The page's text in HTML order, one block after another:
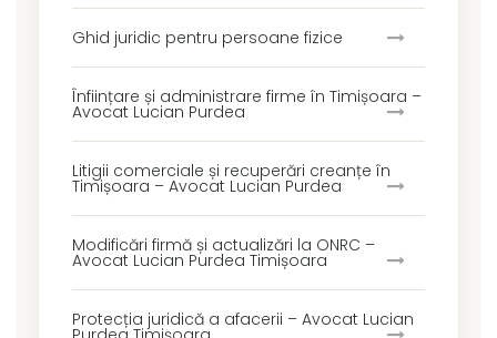
Ghid juridic pentru persoane fizice
Înființare și administrare firme în Timișoara –
Avocat Lucian Purdea
Litigii comerciale și recuperări creanțe în
Timișoara – Avocat Lucian Purdea
Modificări firmă și actualizări la ONRC –
Avocat Lucian Purdea Timișoara
Protecția juridică a afacerii – Avocat Lucian